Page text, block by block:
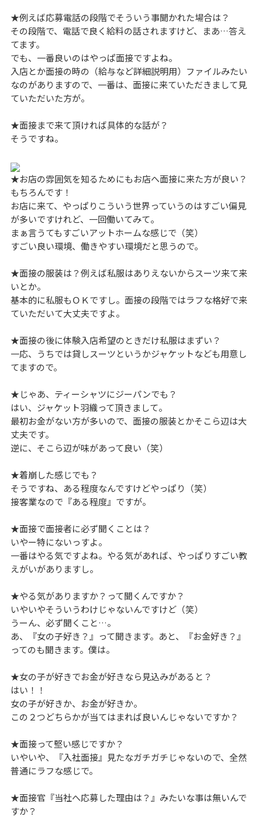
★例えば応募電話の段階でそういう事聞かれた場合は？
その段階で、電話で良く給料の話されますけど、まあ…答え
てます。
でも、一番良いのはやっぱ面接ですよね。
入店とか面接の時の（給与など詳細説明用）ファイルみたい
なのがありますので、一番は、面接に来ていただきまして見
ていただいた方が。
★面接まで来て頂ければ具体的な話が？
そうですね。
★お店の雰囲気を知るためにもお店へ面接に来た方が良い？
もちろんです！
お店に来て、やっぱりこういう世界っていうのはすごい偏見
が多いですけれど、一回働いてみて。
まぁ言うてもすごいアットホームな感じで（笑）
すごい良い環境、働きやすい環境だと思うので。
★面接の服装は？例えば私服はありえないからスーツ来て来
いとか。
基本的に私服もＯＫですし。面接の段階ではラフな格好で来
ていただいて大丈夫ですよ。
★面接の後に体験入店希望のときだけ私服はまずい？
一応、うちでは貸しスーツというかジャケットなども用意し
てますので。
★じゃあ、ティーシャツにジーパンでも？
はい、ジャケット羽織って頂きまして。
最初お金がない方が多いので、面接の服装とかそこら辺は大
丈夫です。
逆に、そこら辺が味があって良い（笑）
★着崩した感じでも？
そうですね、ある程度なんですけどやっぱり（笑）
接客業なので『ある程度』ですが。
★面接で面接者に必ず聞くことは？
いやー特にないっすよ。
一番はやる気ですよね。やる気があれば、やっぱりすごい教
えがいがありますし。
★やる気がありますか？って聞くんですか？
いやいやそういうわけじゃないんですけど（笑）
うーん、必ず聞くこと…。
あ、『女の子好き？』って聞きます。あと、『お金好き？』
ってのも聞きます。僕は。
★女の子が好きでお金が好きなら見込みがあると？
はい！！
女の子が好きか、お金が好きか。
この２つどちらかが当てはまれば良いんじゃないですか？
★面接って堅い感じですか？
いやいや、『入社面接』見たなガチガチじゃないので、全然
普通にラフな感じで。
★面接官『当社へ応募した理由は？』みたいな事は無いんで
すか？